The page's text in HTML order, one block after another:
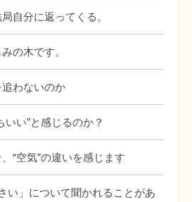
自分に返ってくる。
の木です。
わないのか
いい”と感じるのか？
“空気”の違いを感じます
い」について聞かれることがあ